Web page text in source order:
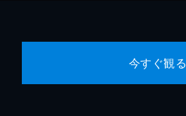
今すぐ観る